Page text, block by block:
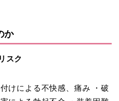
か
スク
けによる不快感、痛み ・破